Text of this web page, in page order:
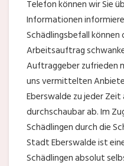
Telefon können wir Sie
Informationen
Schädlingsbefall können
Arbeitsauftrag
Auftraggeber zufrieden
uns vermittelten
Eberswalde zu jeder
durchschaubar ab. Im
Schädlingen durch die
Stadt Eberswalde ist
Schädlingen absolut